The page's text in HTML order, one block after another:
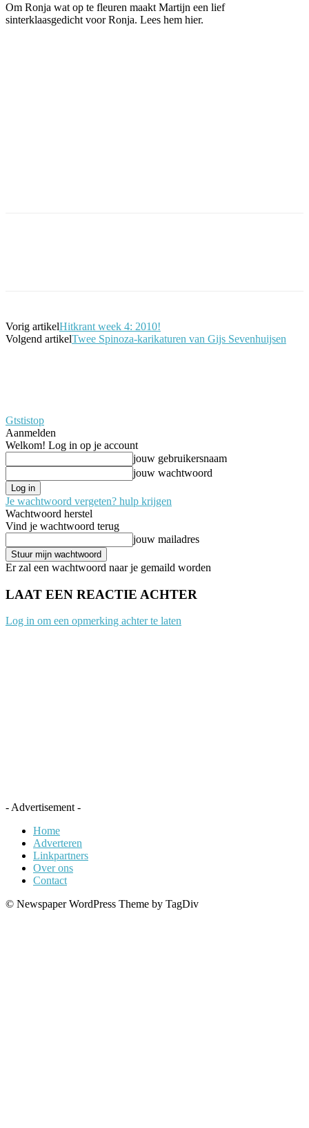
Om Ronja wat op te fleuren maakt Martijn een lief
sinterklaasgedicht voor Ronja. Lees hem hier.
Vorig artikelHitkrant week 4: 2010!
Volgend artikelTwee Spinoza-karikaturen van Gijs Sevenhuijsen
Gtstistop
Aanmelden
Welkom! Log in op je account
jouw gebruikersnaam
jouw wachtwoord
Je wachtwoord vergeten? hulp krijgen
Wachtwoord herstel
Vind je wachtwoord terug
jouw mailadres
Er zal een wachtwoord naar je gemaild worden
LAAT EEN REACTIE ACHTER
Log in om een opmerking achter te laten
- Advertisement -
Home
Adverteren
Linkpartners
Over ons
Contact
© Newspaper WordPress Theme by TagDiv